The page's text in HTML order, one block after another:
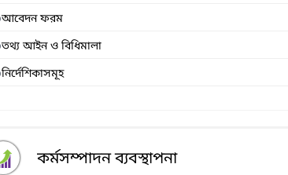
আবেদন ফরম
তথ্য আইন ও বিধিমালা
নির্দেশিকাসমূহ
কর্মসম্পাদন ব্যবস্থাপনা